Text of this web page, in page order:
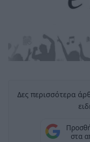
Δες περισσότερα
στα